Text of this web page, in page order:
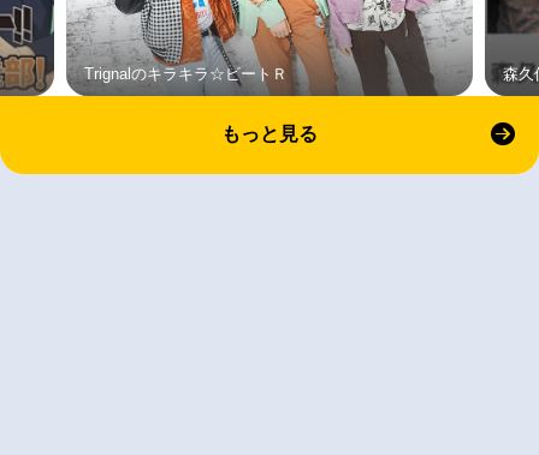
Trignalのキラキラ☆ビートＲ 森久
もっと見る